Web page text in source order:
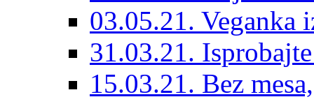
03.05.21. Veganka
31.03.21.
15.03.21. Bez